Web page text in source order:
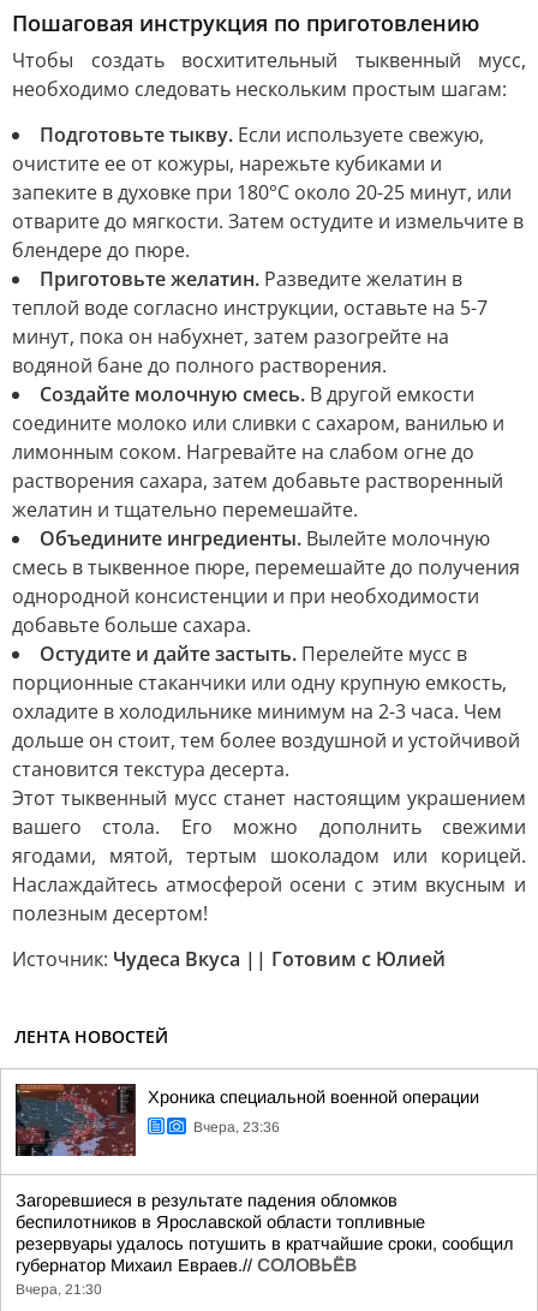
Пошаговая инструкция по приготовлению
Чтобы создать восхитительный тыквенный мусс,
необходимо следовать нескольким простым шагам:
Подготовьте тыкву. Если используете свежую,
очистите ее от кожуры, нарежьте кубиками и
запеките в духовке при 180°C около 20-25 минут, или
отварите до мягкости. Затем остудите и измельчите в
блендере до пюре.
Приготовьте желатин. Разведите желатин в
теплой воде согласно инструкции, оставьте на 5-7
минут, пока он набухнет, затем разогрейте на
водяной бане до полного растворения.
Создайте молочную смесь. В другой емкости
соедините молоко или сливки с сахаром, ванилью и
лимонным соком. Нагревайте на слабом огне до
растворения сахара, затем добавьте растворенный
желатин и тщательно перемешайте.
Объедините ингредиенты. Вылейте молочную
смесь в тыквенное пюре, перемешайте до получения
однородной консистенции и при необходимости
добавьте больше сахара.
Остудите и дайте застыть. Перелейте мусс в
порционные стаканчики или одну крупную емкость,
охладите в холодильнике минимум на 2-3 часа. Чем
дольше он стоит, тем более воздушной и устойчивой
становится текстура десерта.
Этот тыквенный мусс станет настоящим украшением
вашего стола. Его можно дополнить свежими
ягодами, мятой, тертым шоколадом или корицей.
Наслаждайтесь атмосферой осени с этим вкусным и
полезным десертом!
Источник: Чудеса Вкуса || Готовим с Юлией
ЛЕНТА НОВОСТЕЙ
Хроника специальной военной операции
Вчера, 23:36
Загоревшиеся в результате падения обломков
беспилотников в Ярославской области топливные
резервуары удалось потушить в кратчайшие сроки, сообщил
губернатор Михаил Евраев.// СОЛОВЬЁВ
Вчера, 21:30